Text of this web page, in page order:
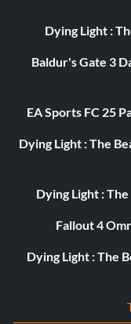
Dying Light :
Baldur's Gate 3
EA Sports FC 25
Dying Light : The
Dying Light :
Fallout 4
Dying Light : The